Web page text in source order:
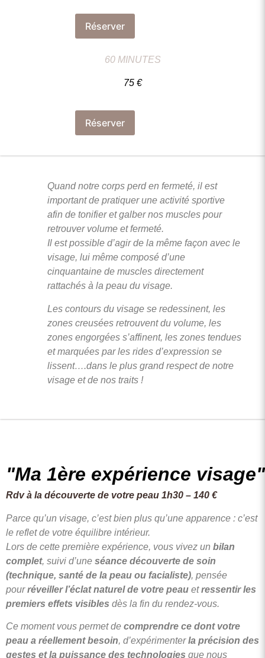
Réserver
60 MINUTES
75 €
Réserver
Quand notre corps perd en fermeté, il est
important de pratiquer une activité sportive
afin de tonifier et galber nos muscles pour
retrouver volume et fermeté.
Il est possible d’agir de la même façon avec le
visage, lui même composé d’une
cinquantaine de muscles directement
rattachés à la peau du visage.
Les contours du visage se redessinent, les
zones creusées retrouvent du volume, les
zones engorgées s’affinent, les zones tendues
et marquées par les rides d’expression se
lissent….dans le plus grand respect de notre
visage et de nos traits !
"Ma 1ère expérience visage"
Rdv à la découverte de votre peau 1h30 – 140 €
Parce qu’un visage, c’est bien plus qu’une apparence : c’est
le reflet de votre équilibre intérieur.
Lors de cette première expérience, vous vivez un bilan
complet, suivi d’une séance découverte de soin
(technique, santé de la peau ou facialiste), pensée
pourréveiller l’éclat naturel de votre peau etressentir les
premiers effets visibles dès la fin du rendez-vous.
Ce moment vous permet de comprendre ce dont votre
peau a réellement besoin, d’expérimenterla précision des
gestes et la puissance des technologies que nous